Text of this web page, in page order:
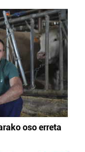
oso erreta